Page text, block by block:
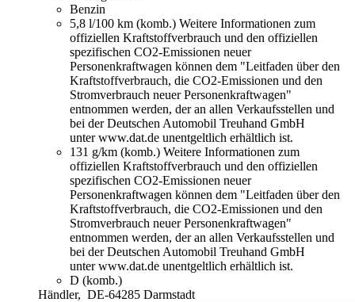
Benzin
5,8 l/100 km (komb.) Weitere Informationen zum
offiziellen Kraftstoffverbrauch und den offiziellen
spezifischen CO2-Emissionen neuer
Personenkraftwagen können dem "Leitfaden über den
Kraftstoffverbrauch, die CO2-Emissionen und den
Stromverbrauch neuer Personenkraftwagen"
entnommen werden, der an allen Verkaufsstellen und
bei der Deutschen Automobil Treuhand GmbH
unter www.dat.de unentgeltlich erhältlich ist.
131 g/km (komb.) Weitere Informationen zum
offiziellen Kraftstoffverbrauch und den offiziellen
spezifischen CO2-Emissionen neuer
Personenkraftwagen können dem "Leitfaden über den
Kraftstoffverbrauch, die CO2-Emissionen und den
Stromverbrauch neuer Personenkraftwagen"
entnommen werden, der an allen Verkaufsstellen und
bei der Deutschen Automobil Treuhand GmbH
unter www.dat.de unentgeltlich erhältlich ist.
D (komb.)
Händler, DE-64285 Darmstadt